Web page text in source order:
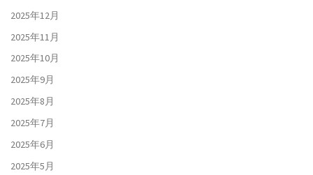
2025年12月
2025年11月
2025年10月
2025年9月
2025年8月
2025年7月
2025年6月
2025年5月